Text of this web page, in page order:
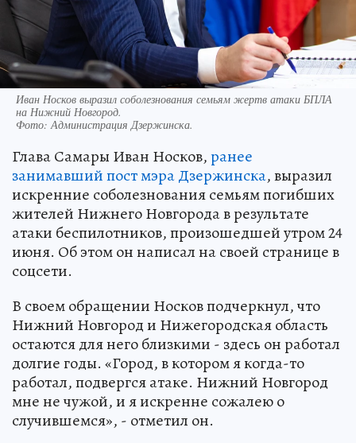
Иван Носков выразил соболезнования семьям жертв атаки БПЛА
на Нижний Новгород.
Фото:Администрация Дзержинска.
Глава Самары Иван Носков,ранее
занимавший пост мэра Дзержинска, выразил
искренние соболезнования семьям погибших
жителей Нижнего Новгорода в результате
атаки беспилотников, произошедшей утром 24
июня. Об этом он написал на своей странице в
соцсети.
В своем обращении Носков подчеркнул, что
Нижний Новгород и Нижегородская область
остаются для него близкими - здесь он работал
долгие годы. «Город, в котором я когда-то
работал, подвергся атаке. Нижний Новгород
мне не чужой, и я искренне сожалею о
случившемся», - отметил он.